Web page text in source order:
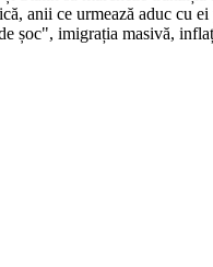
anii ce urmează aduc cu
șoc", imigrația masivă,